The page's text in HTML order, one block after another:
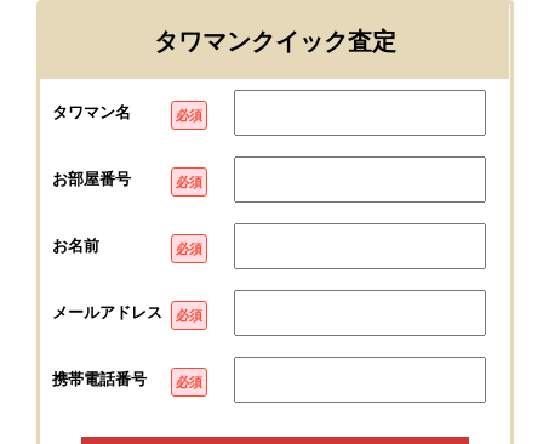
タワマンクイック査定
タワマン名 必須
お部屋番号 必須
お名前 必須
メールアドレス 必須
携帯電話番号 必須